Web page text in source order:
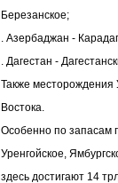
Березанское;
. Азербаджан -
. Дагестан -
Также месторождения
Востока.
Особенно по запасам
Уренгойское,
здесь достигают 14